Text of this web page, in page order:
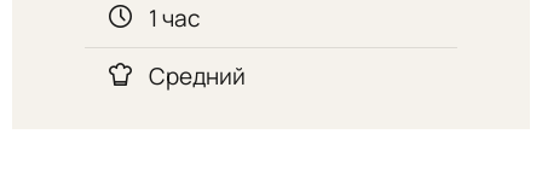
1 час
Средний